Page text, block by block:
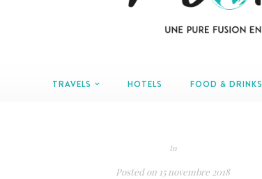
TRAVELS HOTELS FOOD & DRINKS
In
Posted on 15 novembre 2018